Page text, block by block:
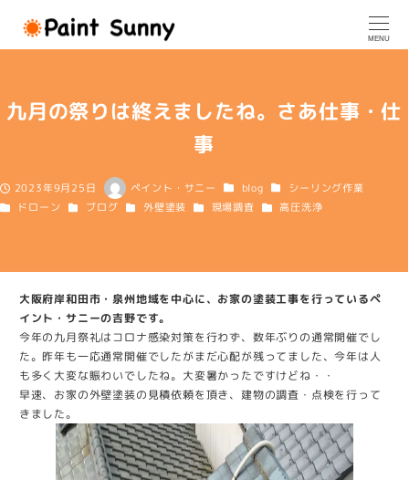
ン
テ
移
動
MENU
九月の祭りは終えましたね。さあ仕事・仕
事
投稿日
2023年9月25日
著
者
ペイント・サニー カテゴリー
blog カテゴリー
シーリング作業
カテゴリー
ドローン カテゴリー
ブログ カテゴリー
外壁塗装 カテゴリー
現場調査 カテゴリー
高圧洗浄
大阪府岸和田市・泉州地域を中心に、お家の塗装工事を行っているペ
イント・サニーの吉野です。
今年の九月祭礼はコロナ感染対策を行わず、数年ぶりの通常開催でし
た。昨年も一応通常開催でしたがまだ心配が残ってました、今年は人
も多く大変な賑わいでしたね。大変暑かったですけどね・・
早速、お家の外壁塗装の見積依頼を頂き、建物の調査・点検を行って
きました。